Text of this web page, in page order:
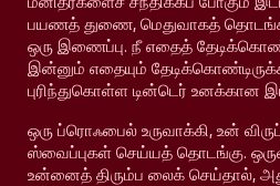
பயணத் துணை, மெதுவாகத்
ஒரு இணைப்பு. நீ எதைத்
இன்னும் எதையும்
புரிந்துகொள்ள டின்டெர் உனக்கான
ஒரு ப்ரொஃபைல் உருவாக்கி, உன்
ஸ்வைப்புகள் செய்யத் தொடங்கு.
உன்னைத் திரும்ப லைக் செய்தால்,